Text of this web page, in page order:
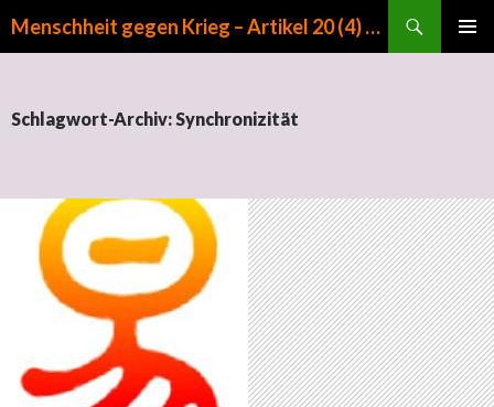
Menschheit gegen Krieg – Artikel 20 (4) GG
Schlagwort-Archiv: Synchronizität